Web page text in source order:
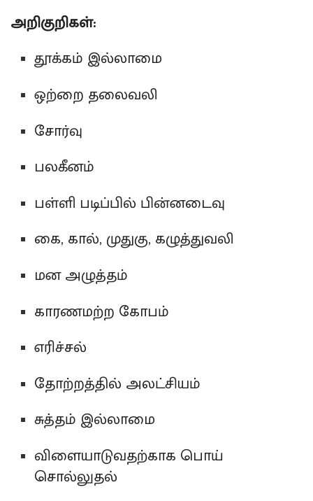
அறிகுறிகள்:
தூக்கம் இல்லாமை
ஒற்றை தலைவலி
சோர்வு
பலகீனம்
பள்ளி படிப்பில் பின்னடைவு
கை, கால், முதுகு, கழுத்துவலி
மன அழுத்தம்
காரணமற்ற கோபம்
எரிச்சல்
தோற்றத்தில் அலட்சியம்
சுத்தம் இல்லாமை
விளையாடுவதற்காக பொய்
சொல்லுதல்